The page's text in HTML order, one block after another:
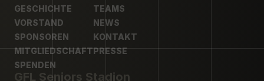
ÜBER UNS
GESCHICHTE
GESCHICHTE
VORSTAND
VORSTAND
SPONSOREN
SPONSOREN
MITGLIEDSCHAFT
MITGLIEDSCHAFT
SPENDEN
SPENDEN
RAVENS SHOP
TEAMS
TEAMS
NEWS
NEWS
KONTAKT
KONTAKT
PRESSE
GFL Seniors Stadion